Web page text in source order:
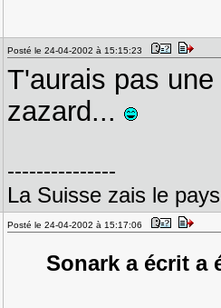
Posté le 24-04-2002 à 15:15:23
T'aurais pas
zazard...
---------------
La Suisse zais le
Posté le 24-04-2002 à 15:17:06
Sonark a écrit a